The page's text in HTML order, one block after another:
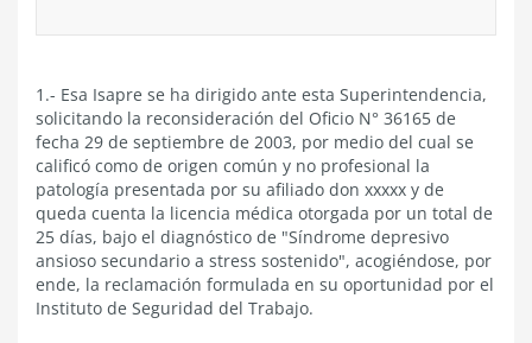
1.- Esa Isapre se ha dirigido ante esta Superintendencia,
solicitando la reconsideración del Oficio N° 36165 de
fecha 29 de septiembre de 2003, por medio del cual se
calificó como de origen común y no profesional la
patología presentada por su afiliado don xxxxx y de
queda cuenta la licencia médica otorgada por un total de
25 días, bajo el diagnóstico de "Síndrome depresivo
ansioso secundario a stress sostenido", acogiéndose, por
ende, la reclamación formulada en su oportunidad por el
Instituto de Seguridad del Trabajo.